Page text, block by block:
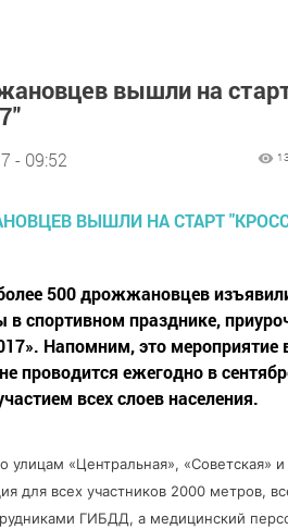
вышли на
- 09:52
500 дрожжановцев
в спортивном празднике,
Напомним, это мероприятие
проводится ежегодно в
всех слоев населения.
«Центральная», «Советская» и
для всех участников 2000 метров,
ГИБДД, а медицинский